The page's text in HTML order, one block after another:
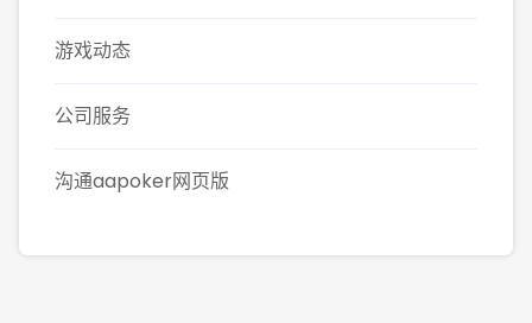
游戏动态
公司服务
沟通aapoker网页版